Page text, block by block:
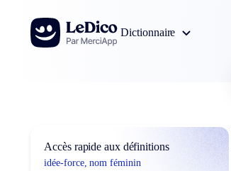
Aller au contenu
Dictionnaire
Accès rapide aux définitions
idée-force, nom féminin